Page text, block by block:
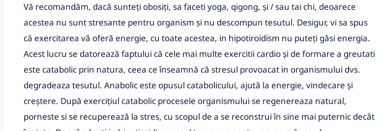
Vă recomandăm, dacă sunteți obosiți, sa faceti yoga, qigong, și / sau tai chi, deoarece
acestea nu sunt stresante pentru organism și nu descompun tesutul. Desigur, vi sa spus
că exercitarea vă oferă energie, cu toate acestea, in hipotiroidism nu puteți găsi energia.
Acest lucru se datorează faptului că cele mai multe exercitii cardio și de formare a greutati
este catabolic prin natura, ceea ce înseamnă că stresul provoacat in organismului dvs.
degradeaza tesutul. Anabolic este opusul catabolicului, ajută la energie, vindecare și
creștere. După exercițiul catabolic procesele organismului se regenereaza natural,
porneste si se recuperează la stres, cu scopul de a se reconstrui în sine mai puternic decât